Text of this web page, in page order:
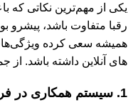
یکی از مهم‌ترین نکاتی که
رقبا متفاوت باشد،
همیشه سعی کرده
های آنلاین داشته باشد. از
1. سیستم همکاری در فروش